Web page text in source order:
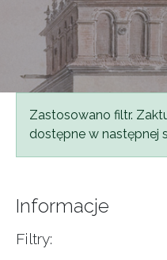
Komunikat
Zastosowano filtr.
dostępne w następnej
Informacje
Filtry: